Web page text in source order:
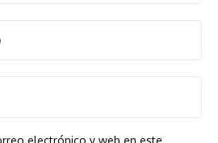
electrónico y web en este